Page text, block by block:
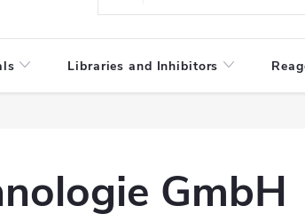
Libraries and Inhibitors
GmbH